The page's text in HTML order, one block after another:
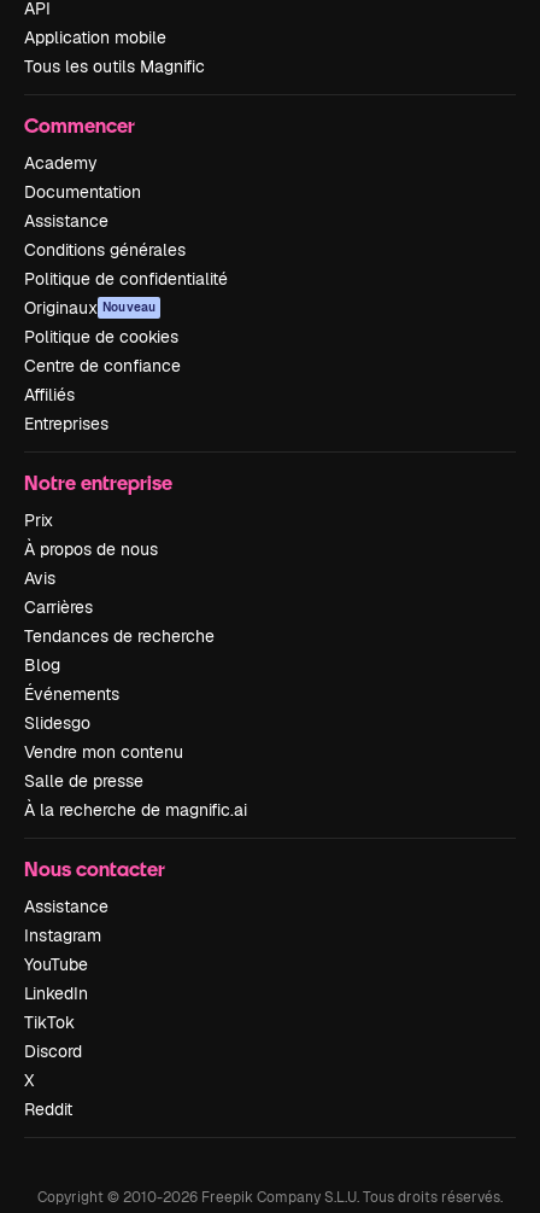
API
Application mobile
Tous les outils Magnific
Commencer
Academy
Documentation
Assistance
Conditions générales
Politique de confidentialité
Originaux Nouveau
Politique de cookies
Centre de confiance
Affiliés
Entreprises
Notre entreprise
Prix
À propos de nous
Avis
Carrières
Tendances de recherche
Blog
Événements
Slidesgo
Vendre mon contenu
Salle de presse
À la recherche de magnific.ai
Nous contacter
Assistance
Instagram
YouTube
LinkedIn
TikTok
Discord
X
Reddit
Copyright © 2010-2026 Freepik Company S.L.U.Tous droits réservés.